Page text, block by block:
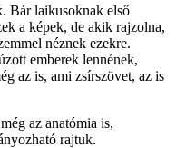
Bár laikusoknak első
a képek, de akik rajzolna,
néznek ezekre.
emberek lennének,
az is, ami zsírszövet, az is
az anatómia is,
rajtuk.